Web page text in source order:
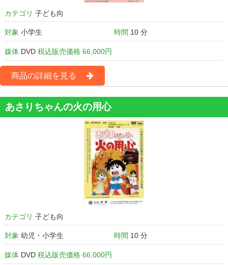
カテゴリ 子ども向
対象 小学生 時間 10 分
媒体 DVD 税込販売価格 66,000円
商品の詳細を見る
あさりちゃんの火の用心
カテゴリ 子ども向
対象 幼児・小学生 時間 10 分
媒体 DVD 税込販売価格 66,000円